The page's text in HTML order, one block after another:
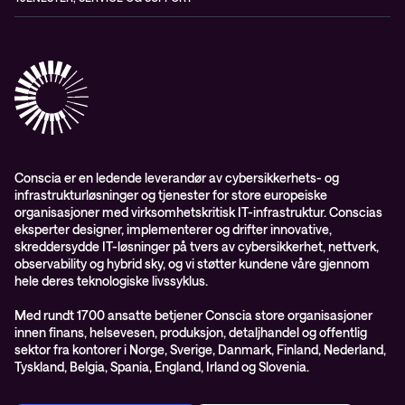
Aktsomhetsvurdering
Conscia Education Services
Conscia er en ledende leverandør av cybersikkerhets- og
infrastrukturløsninger og tjenester for store europeiske
organisasjoner med virksomhetskritisk IT-infrastruktur. Conscias
eksperter designer, implementerer og drifter innovative,
skreddersydde IT-løsninger på tvers av cybersikkerhet, nettverk,
observability og hybrid sky, og vi støtter kundene våre gjennom
hele deres teknologiske livssyklus.
Med rundt 1700 ansatte betjener Conscia store organisasjoner
innen finans, helsevesen, produksjon, detaljhandel og offentlig
sektor fra kontorer i Norge, Sverige, Danmark, Finland, Nederland,
Tyskland, Belgia, Spania, England, Irland og Slovenia.